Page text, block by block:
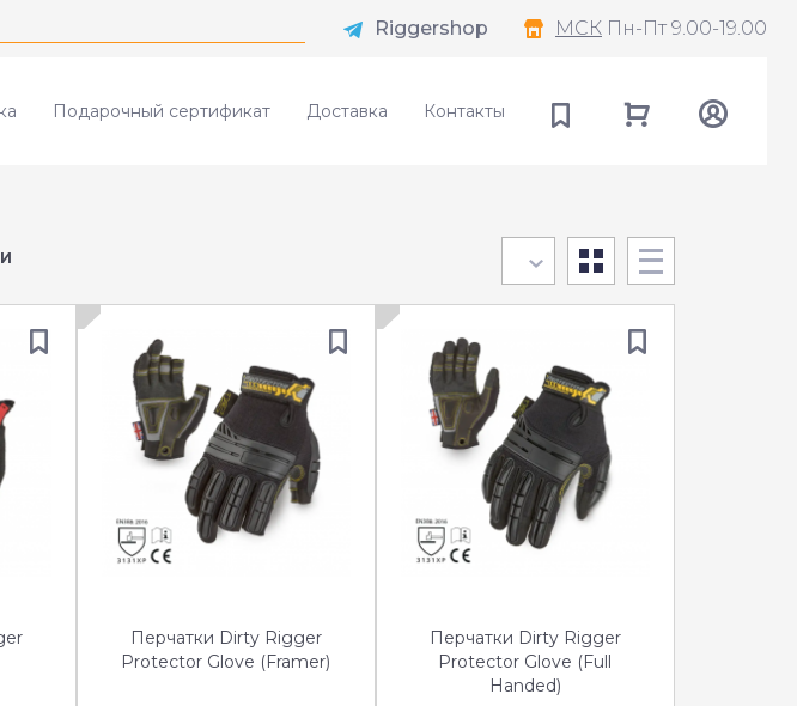
Riggershop МСК Пн-Пт 9.00-19.00
Подарочный сертификат Доставка Контакты
Перчатки Dirty Rigger
Protector Glove (Framer)
Перчатки Dirty Rigger
Protector Glove (Full
Handed)